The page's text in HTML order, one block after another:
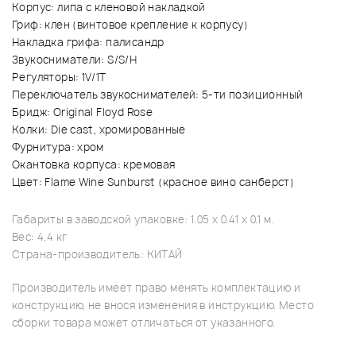
Корпус: липа с кленовой накладкой
Гриф: клен (винтовое крепление к корпусу)
Накладка грифа: палисандр
Звукосниматели: S/S/H
Регуляторы: 1V/1T
Переключатель звукоснимателей: 5-ти позиционный
Бридж: Original Floyd Rose
Колки: Die cast, хромированные
Фурнитура: хром
Окантовка корпуса: кремовая
Цвет: Flame Wine Sunburst (красное вино санберст)
Габариты в заводской упаковке: 1.05 x 0.41 x 0.1 м.
Вес: 4.4 кг
Страна-производитель: КИТАЙ
Производитель имеет право менять комплектацию и
конструкцию, не внося изменения в инструкцию. Место
сборки товара может отличаться от указанного.